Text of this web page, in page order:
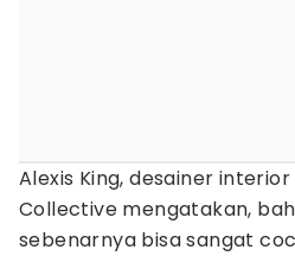
Alexis King, desainer interior
Collective mengatakan,
sebenarnya bisa sangat